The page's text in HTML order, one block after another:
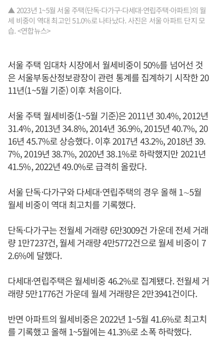
▲ 2023년 1~5월 서울 주택(단독·다가구·다세대·연립주택·아파트)의 월
세 비중이 역대 최고인 51.0%로 나타났다. 사진은 서울 아파트 단지 모
습. <연합뉴스>
서울 주택 임대차 시장에서 월세비중이 50%를 넘어선 것
은 서울부동산정보광장이 관련 통계를 집계하기 시작한 20
11년(1~5월 기준) 이후 처음이다.
서울 주택 월세비중(1~5월 기준)은 2011년 30.4%, 2012년
31.4%, 2013년 34.8%, 2014년 36.9%, 2015년 40.7%, 20
16년 45.7%로 상승했다. 이후 2017년 43.2%, 2018년 39.
7%, 2019년 38.7%, 2020년 38.1%로 하락했지만 2021년
41.5%, 2022년 49.0%로 급격히 올랐다.
서울 단독·다가구와 다세대·연립주택의 경우 올해 1∼5월
월세 비중이 역대 최고치를 기록했다.
단독·다가구는 전월세 거래량 6만3009건 가운데 전세 거래
량 1만7237건, 월세 거래량 4만5772건으로 월세 비중이 7
2.6%에 달했다.
다세대·연립주택은 월세비중 46.2%로 집계됐다. 전월세 거
래량 5만1776건 가운데 월세 거래량은 2만3941건이다.
반면 아파트의 월세비중은 2022년 1~5월 41.6%로 최고치
를 기록했고 올해 1~5월에는 41.3%로 소폭 하락했다.